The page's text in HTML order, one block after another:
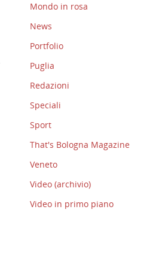
Mondo in rosa
News
Portfolio
Puglia
Redazioni
Speciali
Sport
That's Bologna Magazine
Veneto
Video (archivio)
Video in primo piano